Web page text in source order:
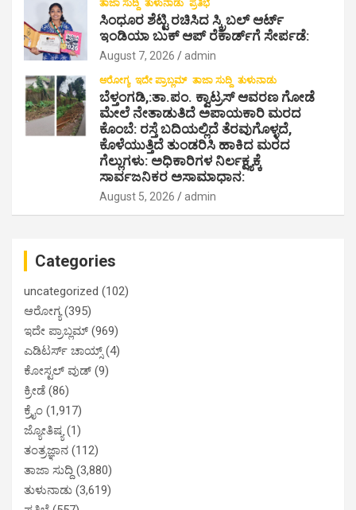
ತಾಜಾ ಸುದ್ದಿ ತುಳುನಾಡು ಪ್ರತಿಭೆ
ಸಿಂಧೂರ ಶೆಟ್ಟಿ ರಚಿಸಿದ ಸ್ಕ್ರಿಬಲ್ ಆರ್ಟ್
ಇಂಡಿಯಾ ಬುಕ್ ಆಪ್ ರೆಕಾರ್ಡ್‌ಗೆ ಸೇರ್ಪಡೆ:
August 7, 2026 admin
ಆರೋಗ್ಯ ಇದೇ ಪ್ರಾಬ್ಲಮ್ ತಾಜಾ ಸುದ್ದಿ ತುಳುನಾಡು
ಬೆಳ್ತಂಗಡಿ,:ತಾ.ಪಂ‌. ಕ್ವಾಟ್ರಸ್ ಆವರಣ ಗೋಡೆ
ಮೇಲೆ ನೇತಾಡುತಿದೆ ಅಪಾಯಕಾರಿ ಮರದ
ಕೊಂಬೆ: ರಸ್ತೆ ಬದಿಯಲ್ಲಿದೆ ತೆರವುಗೊಳ್ಳದೆ,
ಕೊಳೆಯುತ್ತಿದೆ ತುಂಡರಿಸಿ ಹಾಕಿದ ಮರದ
ಗೆಲ್ಲುಗಳು: ಅಧಿಕಾರಿಗಳ ನಿರ್ಲಕ್ಷ್ಯಕ್ಕೆ
ಸಾರ್ವಜನಿಕರ ಅಸಾಮಾಧಾನ:
August 5, 2026 admin
Categories
uncategorized (102)
ಆರೋಗ್ಯ(395)
ಇದೇ ಪ್ರಾಬ್ಲಮ್ (969)
ಎಡಿಟರ್ಸ್ ಚಾಯ್ಸ್(4)
ಕೋಸ್ಟಲ್ ವುಡ್ (9)
ಕ್ರೀಡೆ (86)
ಕ್ರೈಂ (1,917)
ಜ್ಯೋತಿಷ್ಯ(1)
ತಂತ್ರಜ್ಞಾನ (112)
ತಾಜಾ ಸುದ್ದಿ (3,880)
ತುಳುನಾಡು (3,619)